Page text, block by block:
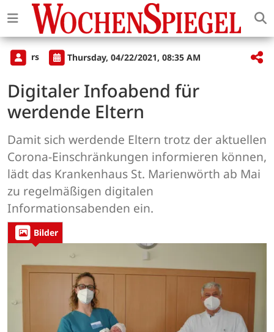
rs Thursday, 04/22/2021, 08:35 AM
Digitaler Infoabend für
werdende Eltern
Damit sich werdende Eltern trotz der aktuellen
Corona-Einschränkungen informieren können,
lädt das Krankenhaus St. Marienwörth ab Mai
zu regelmäßigen digitalen
Informationsabenden ein.
Bilder